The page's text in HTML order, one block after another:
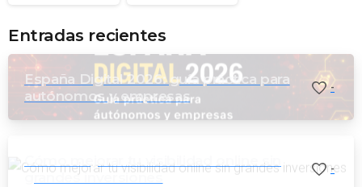
Entradas recientes
España Digital 2026: guía práctica para
autónomos y empresas
-
Cómo mejorar tu visibilidad online sin
grandes inversiones
-